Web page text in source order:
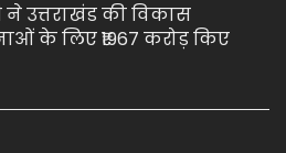
ने उत्तराखंड की विकास
के लिए ₹1967 करोड़ किए